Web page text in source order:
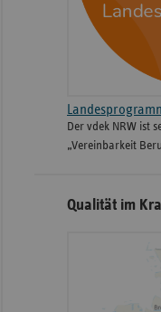
Der vdek NRW ist
„Vereinbarkeit
Qualität im